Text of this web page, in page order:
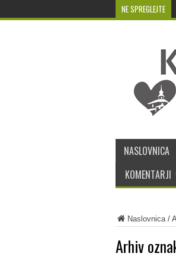
NE SPREGLEJTE
NASLOVNICA
KOMENTARJI
Naslovnica/
Arhiv